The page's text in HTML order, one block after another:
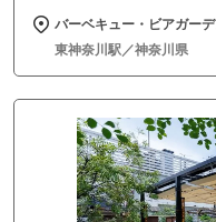
バーベキュー・ビアガー
東神奈川駅／神奈川県